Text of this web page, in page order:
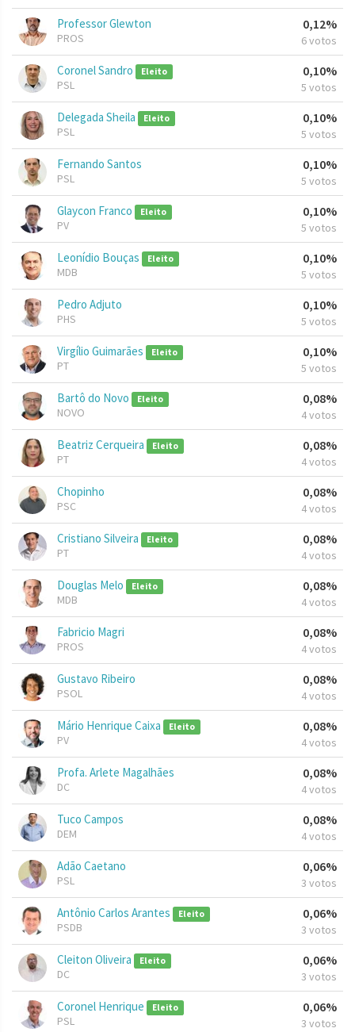
Professor Glewton
PROS
0,12%
6 votos
Coronel Sandro Eleito
PSL
0,10%
5 votos
Delegada Sheila Eleito
PSL
0,10%
5 votos
Fernando Santos
PSL
0,10%
5 votos
Glaycon Franco Eleito
PV
0,10%
5 votos
Leonídio Bouças Eleito
MDB
0,10%
5 votos
Pedro Adjuto
PHS
0,10%
5 votos
Virgílio Guimarães Eleito
PT
0,10%
5 votos
Bartô do Novo Eleito
NOVO
0,08%
4 votos
Beatriz Cerqueira Eleito
PT
0,08%
4 votos
Chopinho
PSC
0,08%
4 votos
Cristiano Silveira Eleito
PT
0,08%
4 votos
Douglas Melo Eleito
MDB
0,08%
4 votos
Fabricio Magri
PROS
0,08%
4 votos
Gustavo Ribeiro
PSOL
0,08%
4 votos
Mário Henrique Caixa Eleito
PV
0,08%
4 votos
Profa. Arlete Magalhães
DC
0,08%
4 votos
Tuco Campos
DEM
0,08%
4 votos
Adão Caetano
PSL
0,06%
3 votos
Antônio Carlos Arantes Eleito
PSDB
0,06%
3 votos
Cleiton Oliveira Eleito
DC
0,06%
3 votos
Coronel Henrique Eleito
PSL
0,06%
3 votos